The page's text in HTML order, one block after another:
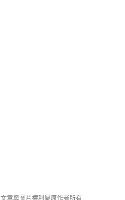
文章與圖片權利屬原作者所有